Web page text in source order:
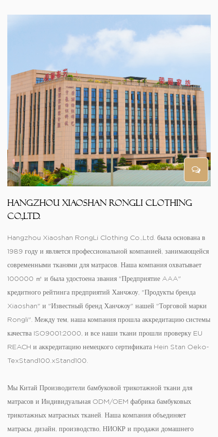
Hangzhou Xiaoshan RongLi Clothing
Co.,Ltd.
Hangzhou Xiaoshan RongLi Clothing Co.,Ltd. была основана в
1989 году и является профессиональной компанией, занимающейся
современными тканями для матрасов. Наша компания охватывает
100000 ㎡ и была удостоена звания "Предприятие AAA"
кредитного рейтинга предприятий Ханчжоу, "Продукты бренда
Xiaoshan" и "Известный бренд Ханчжоу" нашей "Торговой марки
Rongli". Между тем, наша компания прошла аккредитацию системы
качества ISO9001:2000, и все наши ткани прошли проверку EU
REACH и аккредитацию немецкого сертификата Hein Stan Oeko-
TexStand100.xStand100.
Мы Китай Производители бамбуковой трикотажной ткани для
матрасов и Индивидуальная ODM/OEM фабрика бамбуковых
трикотажных матрасных тканей. Наша компания объединяет
матрасы, дизайн, производство, НИОКР и продажи домашнего